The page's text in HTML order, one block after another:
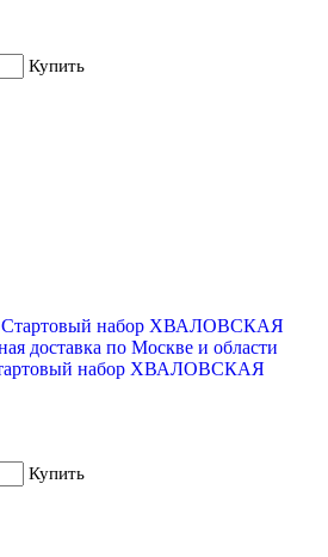
вода без газа 12х0,5л
Купить
Купить
набор ХВАЛОВСКАЯ
Купить